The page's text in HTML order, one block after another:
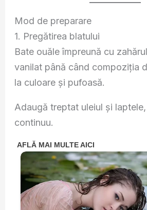
Mod de preparare
1. Pregătirea blatului
Bate ouăle împreună cu
vanilat până când compoziția
la culoare și pufoasă.
Adaugă treptat uleiul și
continuu.